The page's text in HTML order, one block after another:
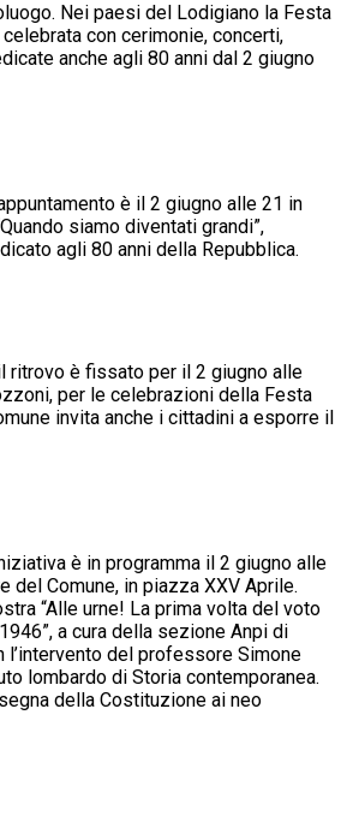
Nei paesi del Lodigiano la Festa
con cerimonie, concerti,
anche agli 80 anni dal 2 giugno
è il 2 giugno alle 21 in
siamo diventati grandi”,
agli 80 anni della Repubblica.
ritrovo è fissato per il 2 giugno alle
per le celebrazioni della Festa
invita anche i cittadini a esporre il
è in programma il 2 giugno alle
del Comune, in piazza XXV Aprile.
“Alle urne! La prima volta del voto
a cura della sezione Anpi di
l’intervento del professore Simone
lombardo di Storia contemporanea.
della Costituzione ai neo